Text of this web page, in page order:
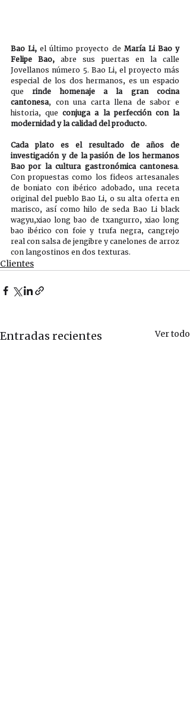
Bao Li, el último proyecto de María Li Bao y
Felipe Bao, abre sus puertas en la calle
Jovellanos número 5. Bao Li, el proyecto más
especial de los dos hermanos, es un espacio
que rinde homenaje a la gran cocina
cantonesa, con una carta llena de sabor e
historia, que conjuga a la perfección con la
modernidad y la calidad del producto.
Cada plato es el resultado de años de
investigación y de la pasión de los hermanos
Bao por la cultura gastronómica cantonesa.
Con propuestas como los fideos artesanales
de boniato con ibérico adobado, una receta
original del pueblo Bao Li, o su alta oferta en
marisco, así como hilo de seda Bao Li black
wagyu,xiao long bao de txangurro, xiao long
bao ibérico con foie y trufa negra, cangrejo
real con salsa de jengibre y canelones de arroz
con langostinos en dos texturas.
Clientes
Entradas recientes Ver todo